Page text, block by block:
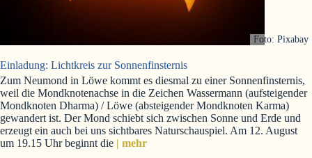
Foto: Pixabay
Einladung: Lichtkreis zur Sonnenfinsternis
Zum Neumond in Löwe kommt es diesmal zu einer Sonnenfinsternis,
weil die Mondknotenachse in die Zeichen Wassermann (aufsteigender
Mondknoten Dharma) / Löwe (absteigender Mondknoten Karma)
gewandert ist. Der Mond schiebt sich zwischen Sonne und Erde und
erzeugt ein auch bei uns sichtbares Naturschauspiel. Am 12. August
um 19.15 Uhr beginnt die | mehr